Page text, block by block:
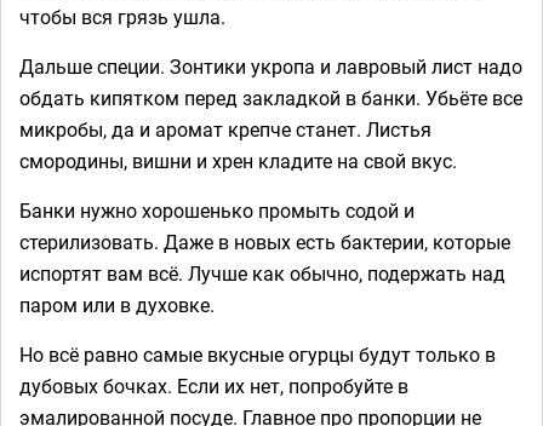
чтобы вся грязь ушла.
Дальше специи. Зонтики укропа и лавровый лист надо
обдать кипятком перед закладкой в банки. Убьёте все
микробы, да и аромат крепче станет. Листья
смородины, вишни и хрен кладите на свой вкус.
Банки нужно хорошенько промыть содой и
стерилизовать. Даже в новых есть бактерии, которые
испортят вам всё. Лучше как обычно, подержать над
паром или в духовке.
Но всё равно самые вкусные огурцы будут только в
дубовых бочках. Если их нет, попробуйте в
эмалированной посуде. Главное про пропорции не